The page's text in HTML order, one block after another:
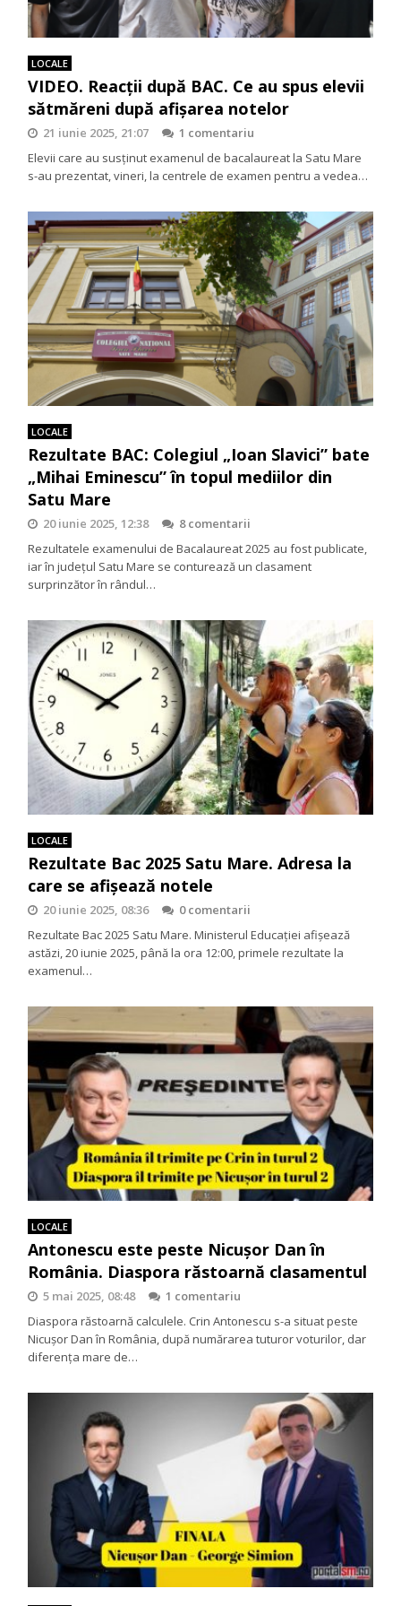
LOCALE
VIDEO. Reacții după BAC. Ce au spus elevii
sătmăreni după afișarea notelor
21 iunie 2025, 21:07
1 comentariu
Elevii care au susținut examenul de bacalaureat la Satu Mare
s-au prezentat, vineri, la centrele de examen pentru a vedea…
LOCALE
Rezultate BAC: Colegiul „Ioan Slavici” bate
„Mihai Eminescu” în topul mediilor din
Satu Mare
20 iunie 2025, 12:38
8 comentarii
Rezultatele examenului de Bacalaureat 2025 au fost publicate,
iar în județul Satu Mare se conturează un clasament
surprinzător în rândul…
LOCALE
Rezultate Bac 2025 Satu Mare. Adresa la
care se afişează notele
20 iunie 2025, 08:36
0 comentarii
Rezultate Bac 2025 Satu Mare. Ministerul Educației afișează
astăzi, 20 iunie 2025, până la ora 12:00, primele rezultate la
examenul…
LOCALE
Antonescu este peste Nicuşor Dan în
România. Diaspora răstoarnă clasamentul
5 mai 2025, 08:48
1 comentariu
Diaspora răstoarnă calculele. Crin Antonescu s-a situat peste
Nicușor Dan în România, după numărarea tuturor voturilor, dar
diferenţa mare de…